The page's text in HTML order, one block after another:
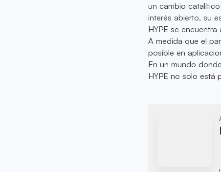
un cambio
interés abierto, su
HYPE se
A medida que el
posible en
En un mundo
HYPE no solo está